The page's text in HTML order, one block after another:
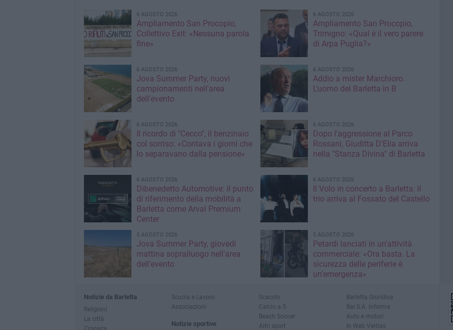
6 AGOSTO 2026
Ampliamento San Procopio,
Collettivo Exit: «Nessuna parola
fine»
6 AGOSTO 2026
Ampliamento San Procopio,
Trimigno: «Qual è il vero parere
di Arpa Puglia?»
6 AGOSTO 2026
Jova Summer Party, nuovi
campionamenti nell'area
dell'evento
6 AGOSTO 2026
Addio a mister Marchioro.
L'uomo del Barletta in B
6 AGOSTO 2026
Il ricordo di "Cecco", il benzinaio
col sorriso: «Contava i giorni che
lo separavano dalla pensione»
6 AGOSTO 2026
Dopo l'aggressione al Parco
Rossani, Giuditta D'Elia arriva
nella "Stanza Divina" di Barletta
6 AGOSTO 2026
Dibenedetto Automotive: il punto
di riferimento della mobilità a
Barletta come Arval Premium
Center
6 AGOSTO 2026
Il Volo in concerto a Barletta: il
trio arriva al Fossato del Castello
5 AGOSTO 2026
Jova Summer Party, giovedì
mattina sopralluogo nell'area
dell'evento
5 AGOSTO 2026
Petardi lanciati in un'attività
commerciale: «Ora basta. La
sicurezza delle periferie è
un'emergenza»
Notizie da Barletta
Religioni
La città
Cronaca
Scuola e Lavoro
Associazioni
Notizie sportive
Scacchi
Calcio a 5
Beach Soccer
Altri sport
Barletta Giuridica
Bar.S.A. informa
Auto e motori
In Web Veritas